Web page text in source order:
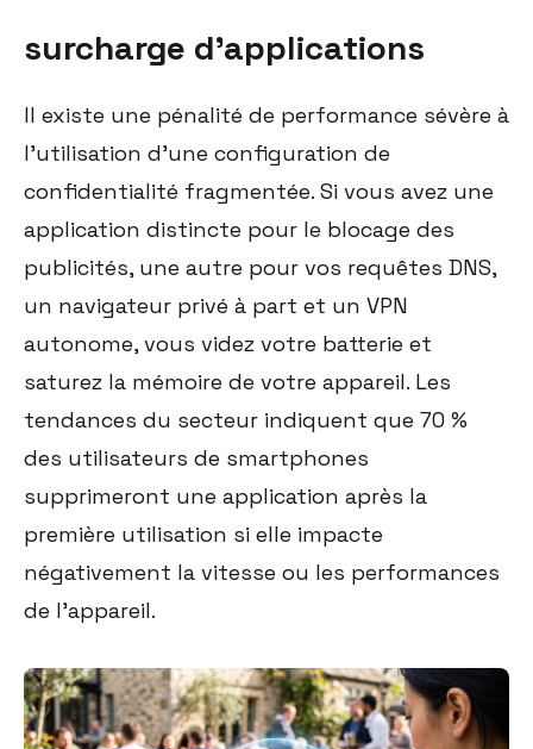
surcharge d'applications
Il existe une pénalité de performance sévère à
l'utilisation d'une configuration de
confidentialité fragmentée. Si vous avez une
application distincte pour le blocage des
publicités, une autre pour vos requêtes DNS,
un navigateur privé à part et un VPN
autonome, vous videz votre batterie et
saturez la mémoire de votre appareil. Les
tendances du secteur indiquent que 70 %
des utilisateurs de smartphones
supprimeront une application après la
première utilisation si elle impacte
négativement la vitesse ou les performances
de l'appareil.